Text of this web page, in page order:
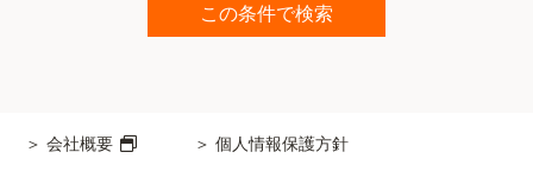
会社概要 個人情報保護方針